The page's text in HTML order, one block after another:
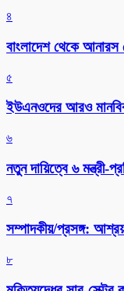
৪
বাংলাদেশ থেকে আনারস
৫
ইউএনওদের আরও
৬
নতুন দায়িত্বে ৬ মন্ত্রী-
৭
সম্পাদকীয়/প্রসঙ্গ:
৮